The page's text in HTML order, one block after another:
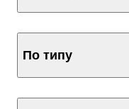
По типу